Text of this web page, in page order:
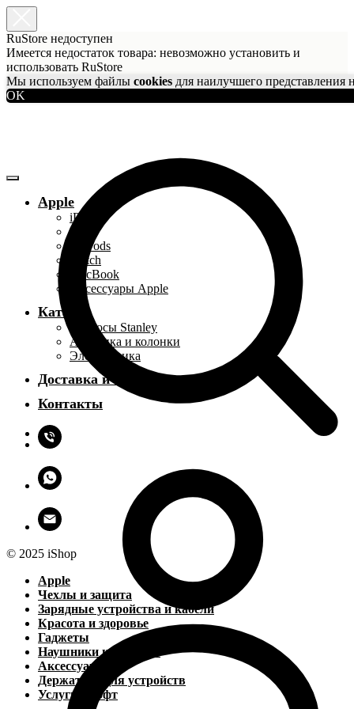
RuStore недоступен
Имеется недостаток товара: невозможно установить и
использовать RuStore
Мы используем файлы cookies для наилучшего представления
OK
Apple
iPhone
iPad
AirPods
Watch
MacBook
Аксессуары Apple
Каталог
Термосы Stanley
Акустика и колонки
Электроника
Доставка и оплата
Контакты
© 2025 iShop
Apple
Чехлы и защита
Зарядные устройства и кабели
Красота и здоровье
Гаджеты
Наушники и колонки
Аксессуары
Держатели для устройств
Услуги и софт